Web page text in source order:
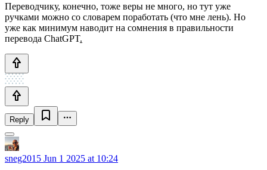
Переводчику, конечно, тоже веры не много, но тут уже
ручками можно со словарем поработать (что мне лень). Но
уже как минимум наводит на сомнения в правильности
перевода ChatGPT.
Reply
sneg2015 Jun 1 2025 at 10:24